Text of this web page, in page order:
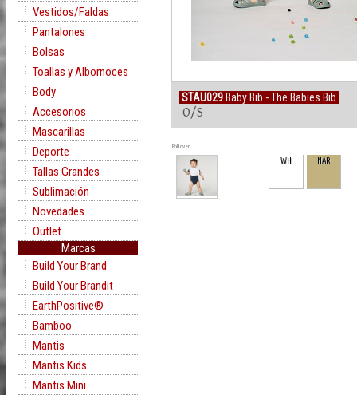
Vestidos/Faldas
Pantalones
Bolsas
Toallas y Albornoces
Body
Accesorios
Mascarillas
Deporte
Tallas Grandes
Sublimación
Novedades
Outlet
Marcas
Build Your Brand
Build Your Brandit
EarthPositive®
Bamboo
Mantis
Mantis Kids
Mantis Mini
STAU029 Baby Bib - The Babies Bib
O/S
Rollover
WH NAR